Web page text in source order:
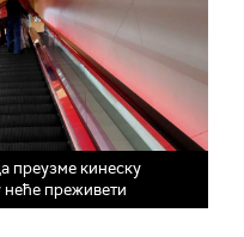
преузме кинеску
неће преживети